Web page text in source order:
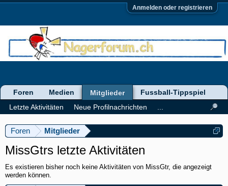
Anmelden oder registrieren
Foren Mitglieder
MissGtrs letzte Aktivitäten
Es existieren bisher noch keine Aktivitäten von MissGtr, die angezeigt
werden können.
Foren Medien
Mitglieder
Letzte Aktivitäten
Neue Profilnachrichten
Fussball-Tippspiel